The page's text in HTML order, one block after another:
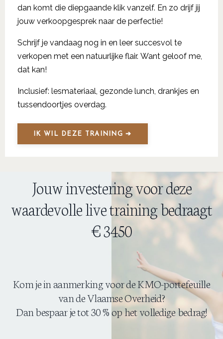
dan komt die diepgaande klik vanzelf. En zo drijf jij
jouw verkoopgesprek naar de perfectie!
Schrijf je vandaag nog in en leer succesvol te
verkopen met een natuurlijke flair. Want geloof me,
dat kan!
Inclusief: lesmateriaal, gezonde lunch, drankjes en
tussendoortjes overdag.
IK WIL DEZE TRAINING ➔
Jouw investering voor deze
waardevolle live training bedraagt
€ 3450
Kom je in aanmerking voor de KMO-portefeuille
van de Vlaamse Overheid?
Dan bespaar je tot 30 % op het volledige bedrag!